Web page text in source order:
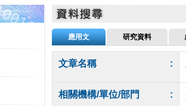
應用文 研究資料
文章名稱 :
相關機構/單位/部門 :